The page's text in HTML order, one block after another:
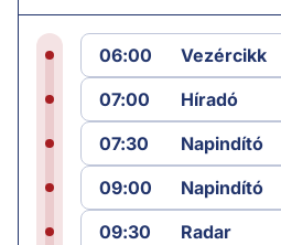
06:00
Vezércikk
07:00
Híradó
07:30
Napindító
09:00
Napindító
09:30
Radar